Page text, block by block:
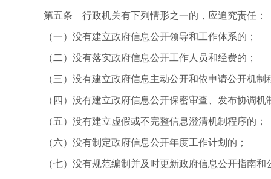
第五条 行政机关有下列情形之一的，应追究责任：
（一）没有建立政府信息公开领导和工作体系的；
（二）没有落实政府信息公开工作人员和经费的；
（三）没有建立政府信息主动公开和依申请公开机制
（四）没有建立政府信息公开保密审查、发布协调机
（五）没有建立虚假或不完整信息澄清机制程序的；
（六）没有制定政府信息公开年度工作计划的；
（七）没有规范编制并及时更新政府信息公开指南和